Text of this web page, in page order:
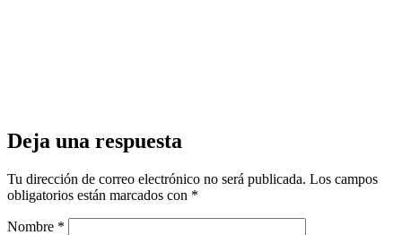
Deja una respuesta
Tu dirección de correo electrónico no será publicada. Los campos
obligatorios están marcados con *
Nombre *